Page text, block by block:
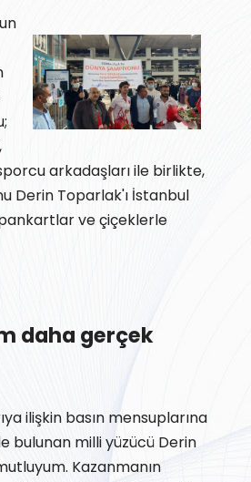
arkadaşları ile birlikte,
Derin Toparlak'ı İstanbul
ve çiçeklerle
daha gerçek
ilişkin basın mensuplarına
bulunan milli yüzücü Derin
Kazanmanın